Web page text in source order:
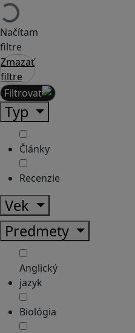
Načítam
filtre
Zmazať
filtre
Filtrovať
Typ
Články
Recenzie
Vek
Predmety
Anglický
jazyk
Biológia